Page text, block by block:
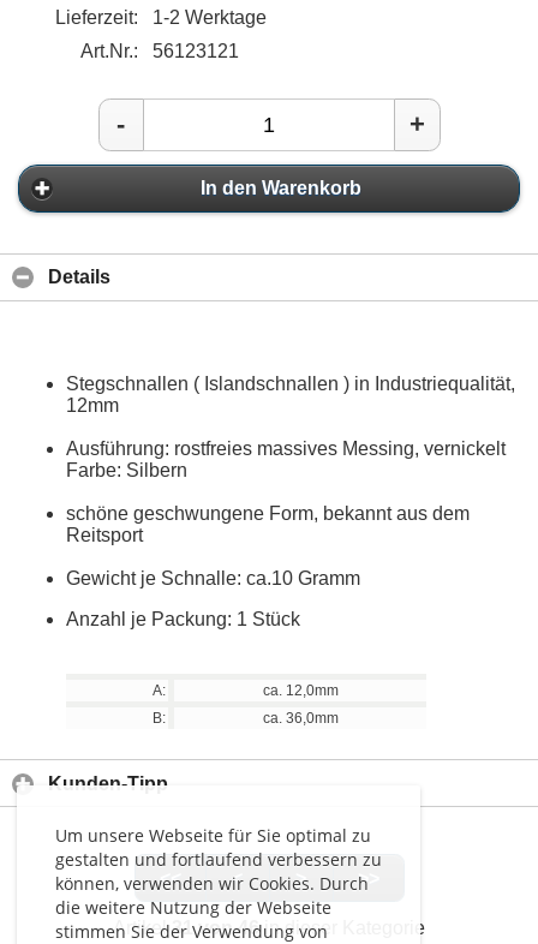
Um unsere Webseite für Sie optimal zu
gestalten und fortlaufend verbessern zu
können, verwenden wir Cookies. Durch
die weitere Nutzung der Webseite
stimmen Sie der Verwendung von
Lieferzeit:
1-2 Werktage
Art.Nr.:
56123121
- +
In den Warenkorb
Details
Stegschnallen ( Islandschnallen ) in Industriequalität,
12mm
Ausführung: rostfreies massives Messing, vernickelt
Farbe: Silbern
schöne geschwungene Form, bekannt aus dem
Reitsport
Gewicht je Schnalle: ca.10 Gramm
Anzahl je Packung: 1 Stück
A:
ca. 12,0mm
B:
ca. 36,0mm
Kunden-Tipp
<< < > >>
Artikel31 von 46in dieser Kategorie